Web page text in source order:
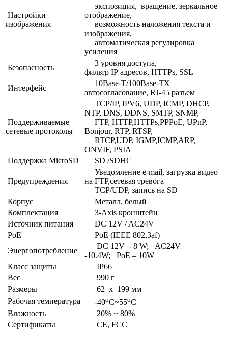
Настройки
изображения
экспозиция, вращение, зеркальное
отображение,
возможность наложения текста и
изображения,
автоматическая регулировка
усиления
Безопасность
3 уровня доступа,
фильтр IP адресов, HTTPs, SSL
Интерфейс
10Base-T/100Base-TX
автосогласование, RJ-45 разъем
Поддерживаемые
сетевые протоколы
TCP/IP, IPV6, UDP, ICMP, DHCP,
NTP, DNS, DDNS, SMTP, SNMP,
FTP, HTTP,HTTPs,PPPoE, UPnP,
Bonjour, RTP, RTSP,
RTCP,UDP, IGMP,ICMP,ARP,
ONVIF, PSIA
Поддержка MicroSD
SD /SDHC
Предупреждения
Уведомление e-mail, загрузка видео
на FTP,сетевая тревога
TCP/UDP, запись на SD
Корпус
Металл, белый
Комплектация
3-Axis кронштейн
Источник питания
DC 12V / AC24V
РоЕ
PoE (IEEE 802,3af)
Энергопотребление
DC 12V - 8 W; AC24V
-10.4W; PoE – 10W
Класс защиты
IP66
Вес
990 г
Размеры
62 x 199 мм
Рабочая температура
-40oC~55oC
Влажность
20% ~ 80%
Сертификаты
CE, FCC